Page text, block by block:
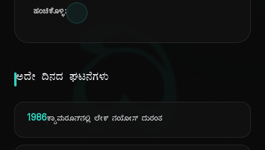
ಹಂಚಿಕೊಳ್ಳಿ:
ಅದೇ ದಿನದ ಘಟನೆಗಳು
1986ಕ್ಯಾಮರೂನ್‌ನಲ್ಲಿ ಲೇಕ್ ನಯೋಸ್ ದುರಂತ